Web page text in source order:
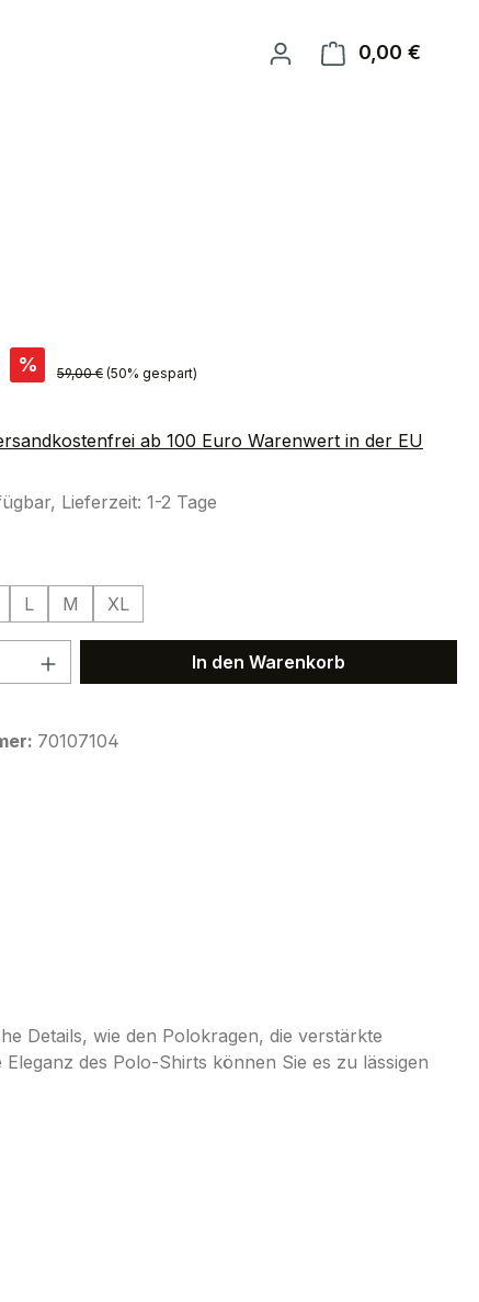
0,00 €
% Regulärer Preis:
59,00 € (50% gespart)
ab 100 Euro Warenwert in der EU
Lieferzeit: 1-2 Tage
L M XL
Gib den gewünschten Wert
In den Warenkorb
70107104
Details, wie den Polokragen, die verstärkte
des Polo-Shirts können Sie es zu lässigen